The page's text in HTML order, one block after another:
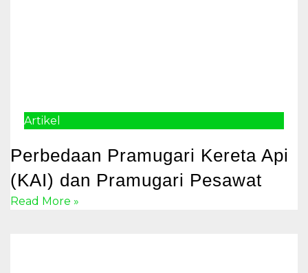
Artikel
Perbedaan Pramugari Kereta Api
(KAI) dan Pramugari Pesawat
Read More »